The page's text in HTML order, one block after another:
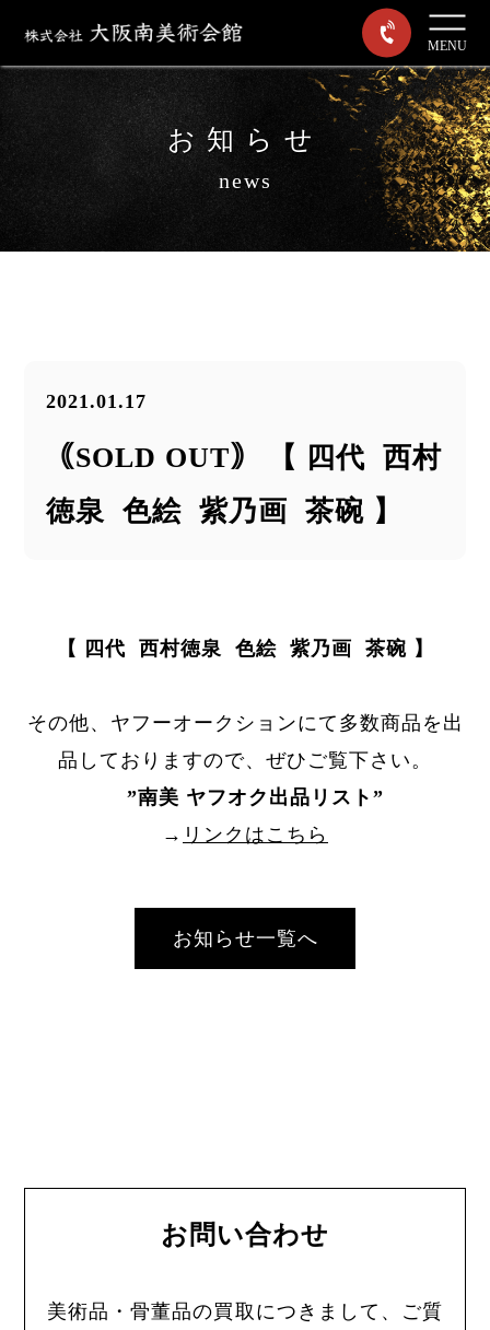
MENU
お知らせ
news
2021.01.17
｟SOLD OUT｠ 【 四代 西村
徳泉 色絵 紫乃画 茶碗 】
【 四代 西村徳泉 色絵 紫乃画 茶碗 】
その他、ヤフーオークションにて多数商品を出
品しておりますので、ぜひご覧下さい。
”南美 ヤフオク出品リスト ”
→ リンクはこちら
お知らせ一覧へ
お問い合わせ
美術品・骨董品の買取につきまして、ご質